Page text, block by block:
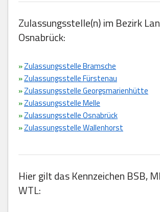
Zulassungsstelle(n) im Bezirk
Osnabrück:
»Zulassungsstelle Bramsche
»Zulassungsstelle Fürstenau
»Zulassungsstelle Georgsmarienhütte
»Zulassungsstelle Melle
»Zulassungsstelle Osnabrück
»Zulassungsstelle Wallenhorst
Hier gilt das Kennzeichen BSB,
WTL: